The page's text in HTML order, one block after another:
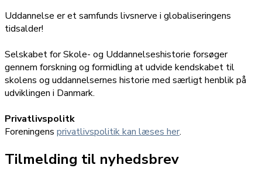
Uddannelse er et samfunds livsnerve i globaliseringens
tidsalder!
Selskabet for Skole- og Uddannelseshistorie forsøger
gennem forskning og formidling at udvide kendskabet til
skolens og uddannelsernes historie med særligt henblik på
udviklingen i Danmark.
Privatlivspolitk
Foreningens privatlivspolitik kan læses her.
Tilmelding til nyhedsbrev